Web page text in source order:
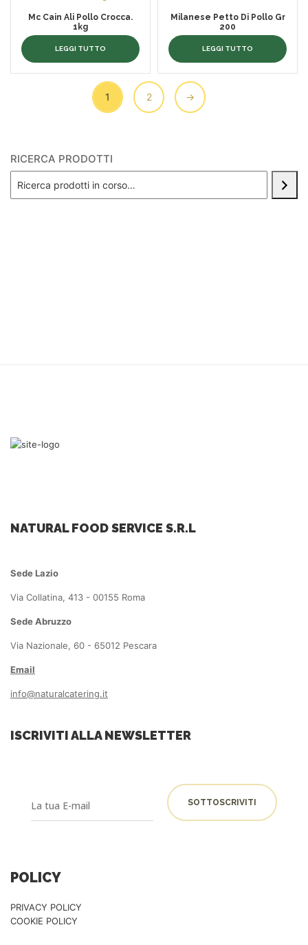
Mc Cain Ali Pollo Crocca.
1kg
LEGGI TUTTO
Milanese Petto Di Pollo Gr
200
LEGGI TUTTO
1 2 →
RICERCA PRODOTTI
NATURAL FOOD SERVICE S.R.L
Sede Lazio
Via Collatina, 413 - 00155 Roma
Sede Abruzzo
Via Nazionale, 60 - 65012 Pescara
Email
info@naturalcatering.it
ISCRIVITI ALLA NEWSLETTER
POLICY
PRIVACY POLICY
COOKIE POLICY